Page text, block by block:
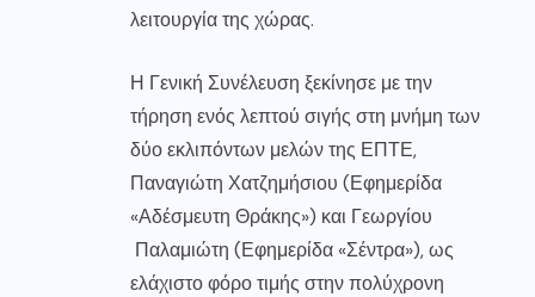
λειτουργία της χώρας.
Η Γενική Συνέλευση ξεκίνησε με την
τήρηση ενός λεπτού σιγής στη μνήμη των
δύο εκλιπόντων μελών της ΕΠΤΕ,
Παναγιώτη Χατζημήσιου (Εφημερίδα
«Αδέσμευτη Θράκης») και Γεωργίου
Παλαμιώτη (Εφημερίδα «Σέντρα»), ως
ελάχιστο φόρο τιμής στην πολύχρονη